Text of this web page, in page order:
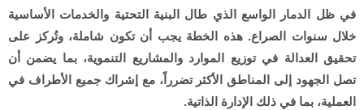
في ظل الدمار الواسع الذي طال البنية التحتية والخدمات الأساسية
خلال سنوات الصراع. هذه الخطة يجب أن تكون شاملة، وتُركز على
تحقيق العدالة في توزيع الموارد والمشاريع التنموية، بما يضمن أن
تصل الجهود إلى المناطق الأكثر تضرراً، مع إشراك جميع الأطراف في
العملية، بما في ذلك الإدارة الذاتية.